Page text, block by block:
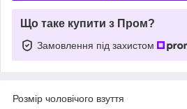
Що таке купити з Пром?
Замовлення під захистом
Розмір чоловічого взуття